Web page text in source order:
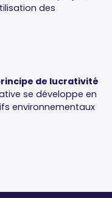
des
de lucrativité
se développe en
environnementaux